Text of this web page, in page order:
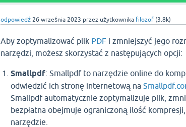
odpowiedź 26 września 2023 przez użytkownika filozof (3.8k)
Aby zoptymalizować plik PDF i zmniejszyć jego
narzędzi, możesz skorzystać z następujących opcji:
Smallpdf: Smallpdf to narzędzie online do
odwiedzić ich stronę internetową na
Smallpdf automatycznie zoptymalizuje plik,
bezpłatna obejmuje ograniczoną ilość
narzędzie.